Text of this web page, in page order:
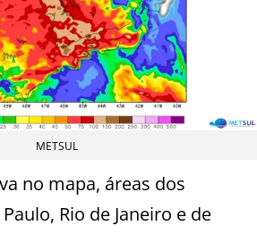
METSUL
no mapa, áreas dos
Rio de Janeiro e de